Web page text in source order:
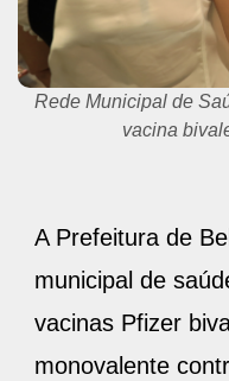
Rede Municipal de
vacina
A Prefeitura de
municipal de
vacinas Pfizer
monovalente